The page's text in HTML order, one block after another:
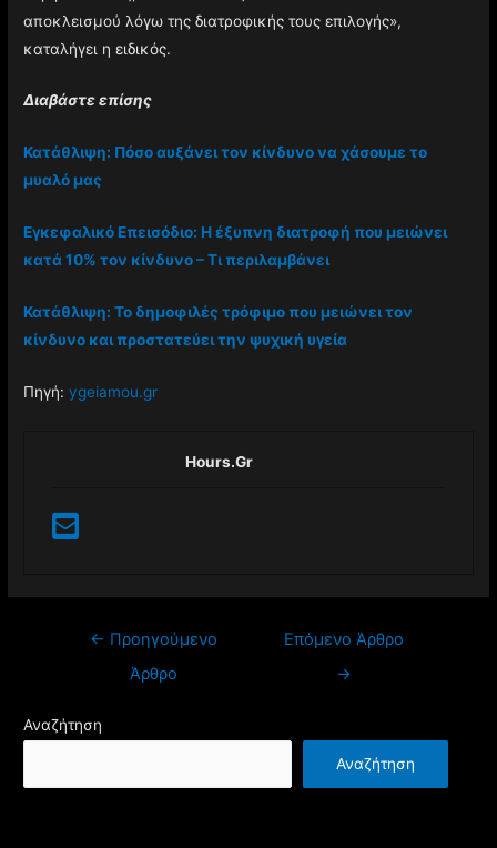
αποκλεισμού λόγω της διατροφικής τους επιλογής»,
καταλήγει η ειδικός.
Διαβάστε επίσης
Κατάθλιψη: Πόσο αυξάνει τον κίνδυνο να χάσουμε το
μυαλό μας
Εγκεφαλικό Επεισόδιο: Η έξυπνη διατροφή που μειώνει
κατά 10% τον κίνδυνο – Τι περιλαμβάνει
Κατάθλιψη: Το δημοφιλές τρόφιμο που μειώνει τον
κίνδυνο και προστατεύει την ψυχική υγεία
Πηγή:ygeiamou.gr
Hours.gr
← Προηγούμενο
Άρθρο
Επόμενο Άρθρο
→
Αναζήτηση
Αναζήτηση